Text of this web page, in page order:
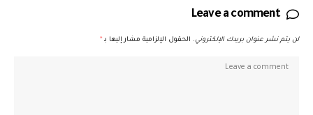
Leave a comment
لن يتم نشر عنوان بريدك الإلكتروني. الحقول الإلزامية مشار إليها بـ *